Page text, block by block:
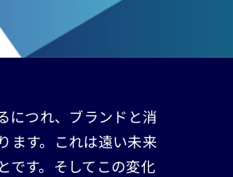
につれ、ブランドと消
ます。これは遠い未来
です。そしてこの変化